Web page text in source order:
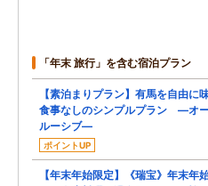
「年末 旅行」を含む宿泊プラン
【素泊まりプラン】有馬を自由に
食事なしのシンプルプラン ―オ
ルーシブ―
ポイントUP
【年末年始限定】《瑞宝》年末年